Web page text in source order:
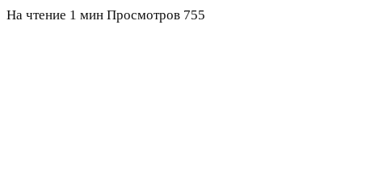
На чтение 1 мин Просмотров 755